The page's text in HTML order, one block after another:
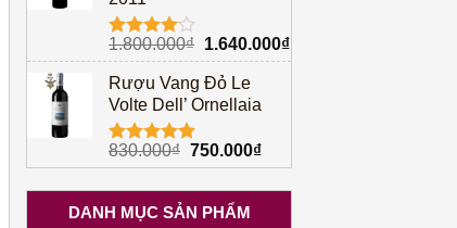
Được
xếp hạng
4.005
sao
1.800.000₫ Giá
gốc
là:
1.800.000₫.
1.640.000₫Giá
hiện
Rượu Vang Đỏ Le
Volte Dell’ Ornellaia
Được xếp
hạng5.00
5 sao
830.000₫ Giá
gốc
là:
830.000₫.
750.000₫Giá
hiện
tại
DANH MỤC SẢN PHẨM